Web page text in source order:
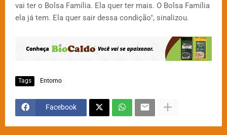
vai ter o Bolsa Família. Ela quer ter mais. O Bolsa Família
ela já tem. Ela quer sair dessa condição", sinalizou.
Tags Entorno
Facebook